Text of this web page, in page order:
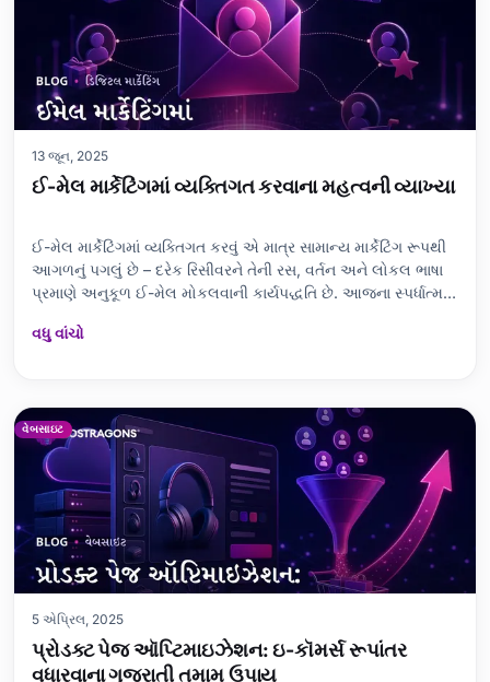
13 જૂન, 2025
ઈ-મેલ માર્કેટિંગમાં વ્યક્તિગત કરવાના મહત્વની વ્યાખ્યા
ઈ-મેલ માર્કેટિંગમાં વ્યક્તિગત કરવું એ માત્ર સામાન્ય માર્કેટિંગ રૂપથી
આગળનું પગલું છે – દરેક રિસીવરને તેની રસ, વર્તન અને લોકલ ભાષા
પ્રમાણે અનુકૂળ ઈ-મેલ મોકલવાની કાર્યપદ્ધતિ છે. આજના સ્પર્ધાત્મક
“અનુભવી” થાય, સંબંધિત અને કિંમતવાળા હોય. એટલે વ્યક્તિગત
વધુ વાંચો
વેબસાઇટ
5 એપ્રિલ, 2025
પ્રોડક્ટ પેજ ઑપ્ટિમાઇઝેશન: ઇ-કૉમર્સ રૂપાંતર
વધારવાના ગુજરાતી તમામ ઉપાય